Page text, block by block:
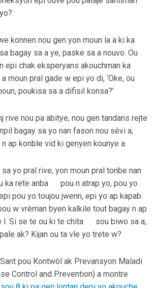
konnen nou gen yon moun la a ki ka
bagay sa a ye, paske sa a nouvo. Ou
epi chak eksperyans akouchman ka
moun pral gade w epi yo di, ‘Oke, ou
poukisa sa a difisil konsa?’
rive nou pa abitye, nou gen tandans rejte
bagay sa yo nan fason nou sèvi a,
ap konble vid ki genyen kounye a.
yo pral rive, yon moun pral tonbe nan
ka rete anba pou n atrap yo, pou yo
pou yo toujou jwenn, epi yo ap kapab
w vrèman byen kalkile tout bagay n ap
l. Si se te ou ki te chita sou biwo sa a,
ak? Kijan ou ta vle yo trete w?
pou Kontwòl ak Prevansyon Maladi
Control and Prevention) a montre